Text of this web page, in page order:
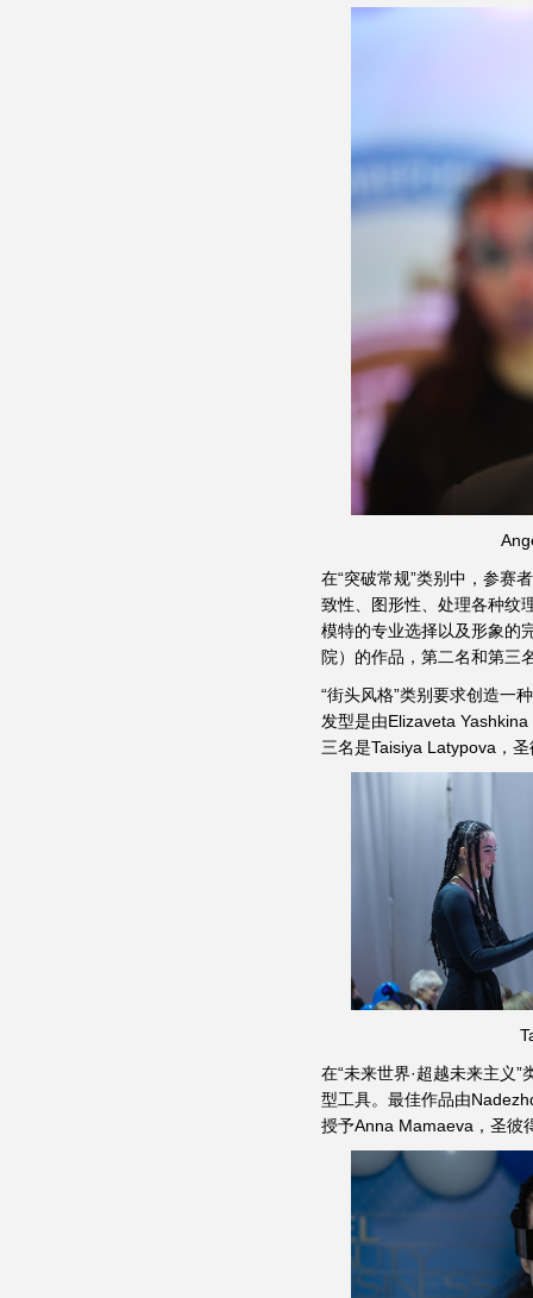
在“突破常规”类别中，参赛
致性、图形性、处理各种纹
模特的专业选择以及形象的
院）的作品，第二名和第三
“街头风格”类别要求创造一
发型是由Elizaveta
三名是Taisiya Latypova，
在“未来世界·超越未来主义
型工具。最佳作品由
授予Anna Mamaeva，圣彼